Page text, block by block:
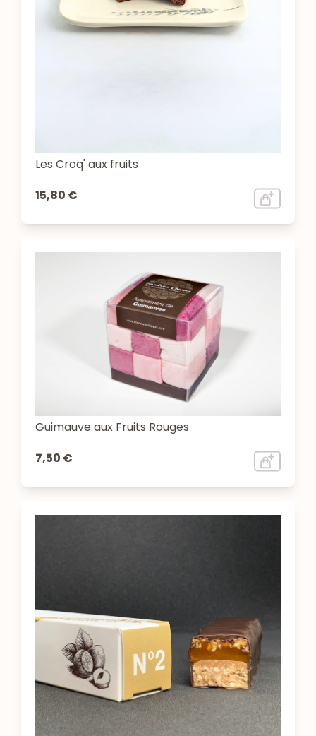
Les Croq' aux fruits
15,80 €
Guimauve aux Fruits Rouges
7,50 €